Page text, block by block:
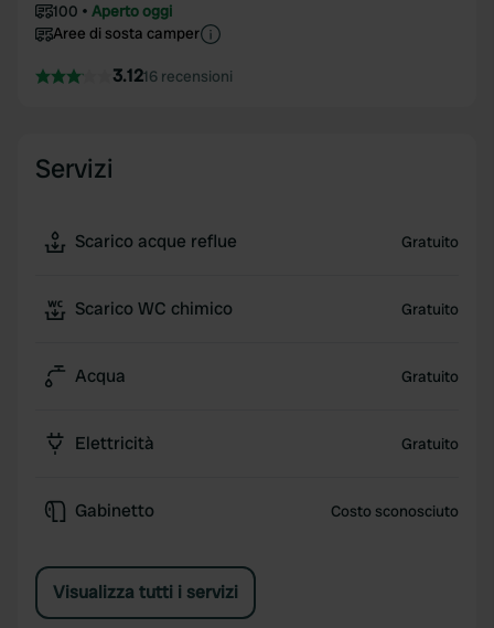
100
Aperto oggi
Aree di sosta camper
3.1216 recensioni
Servizi
Scarico acque reflue Gratuito
Scarico WC chimico Gratuito
Acqua Gratuito
Elettricità Gratuito
Gabinetto Costo sconosciuto
Visualizza tutti i servizi